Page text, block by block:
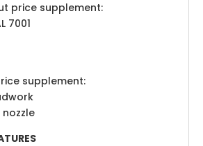
price supplement:
7001
supplement: